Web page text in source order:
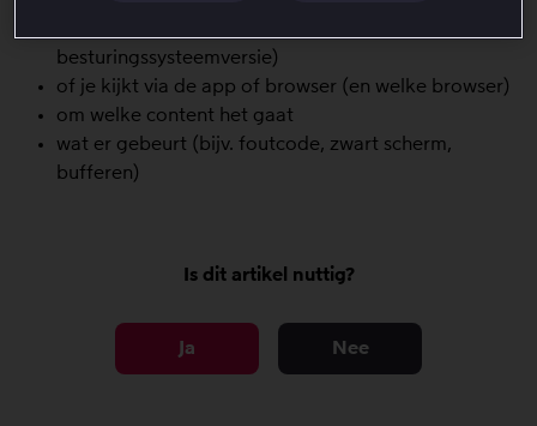
besturingssysteemversie)
of je kijkt via de app of browser (en welke browser)
om welke content het gaat
wat er gebeurt (bijv. foutcode, zwart scherm,
bufferen)
Is dit artikel nuttig?
Ja Nee